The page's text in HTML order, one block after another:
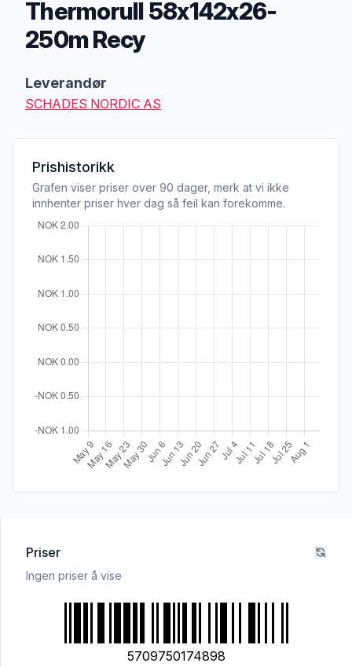
Thermorull 58x142x26-
250m Recy
Leverandør
SCHADES NORDIC AS
Prishistorikk
Grafen viser priser over 90 dager, merk at vi ikke
innhenter priser hver dag så feil kan forekomme.
Priser
Ingen priser å vise
5709750174898